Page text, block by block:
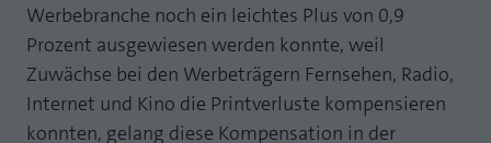
Werbebranche noch ein leichtes Plus von 0,9
Prozent ausgewiesen werden konnte, weil
Zuwächse bei den Werbeträgern Fernsehen, Radio,
Internet und Kino die Printverluste kompensieren
konnten, gelang diese Kompensation in der
Zweck
Dieses Cookie ist ein Standard-Session-
Cookie von TYPO3. Es speichert im Falle
eines Benutzer-Logins die Session ID
mithilfe derer der eingeloggte User
wiedererkannt wird, um ihm Zugang zu
Name atidvisitor
AT INTERNET
Laufzeit 1 Jahr
Cookie-Informationen anzeigen